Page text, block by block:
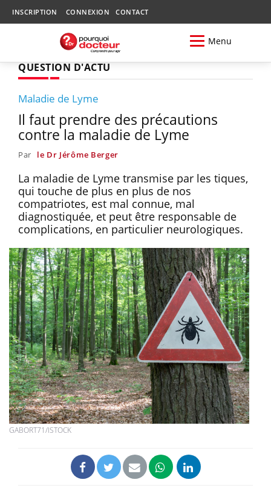
INSCRIPTION CONNEXION CONTACT
Menu
QUESTION D'ACTU
Maladie de Lyme
Il faut prendre des précautions
contre la maladie de Lyme
Par le Dr Jérôme Berger
La maladie de Lyme transmise par les tiques,
qui touche de plus en plus de nos
compatriotes, est mal connue, mal
diagnostiquée, et peut être responsable de
complications, en particulier neurologiques.
GABORT71/ISTOCK